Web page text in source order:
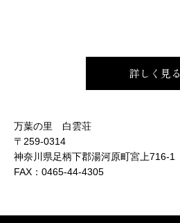
詳しく見る
万葉の里 白雲荘
〒259-0314
神奈川県足柄下郡湯河原町宮上716-1
FAX： 0465-44-4305